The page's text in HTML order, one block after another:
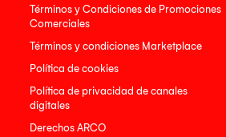
Términos y Condiciones de Promociones
Comerciales
Términos y condiciones Marketplace
Política de cookies
Política de privacidad de canales
digitales
Derechos ARCO